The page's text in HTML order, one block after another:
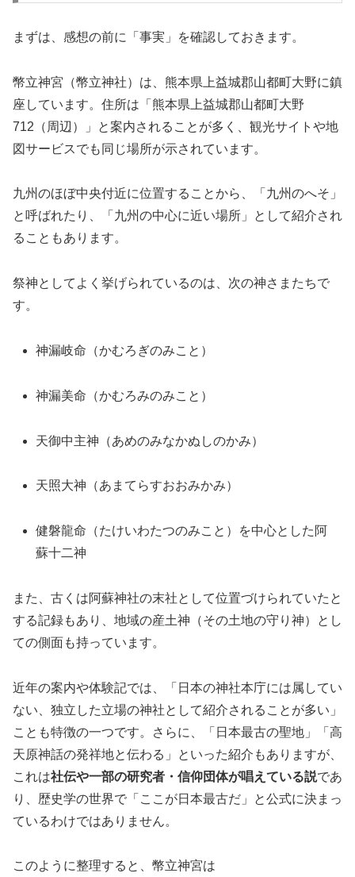
まずは、感想の前に「事実」を確認しておきます。
幣立神宮（幣立神社）は、熊本県上益城郡山都町大野に鎮
座しています。住所は「熊本県上益城郡山都町大野
712（周辺）」と案内されることが多く、観光サイトや地
図サービスでも同じ場所が示されています。
九州のほぼ中央付近に位置することから、「九州のへそ」
と呼ばれたり、「九州の中心に近い場所」として紹介され
ることもあります。
祭神としてよく挙げられているのは、次の神さまたちで
す。
神漏岐命（かむろぎのみこと）
神漏美命（かむろみのみこと）
天御中主神（あめのみなかぬしのかみ）
天照大神（あまてらすおおみかみ）
健磐龍命（たけいわたつのみこと）を中心とした阿
蘇十二神
また、古くは阿蘇神社の末社として位置づけられていたと
する記録もあり、地域の産土神（その土地の守り神）とし
ての側面も持っています。
近年の案内や体験記では、「日本の神社本庁には属してい
ない、独立した立場の神社として紹介されることが多い」
ことも特徴の一つです。さらに、「日本最古の聖地」「高
天原神話の発祥地と伝わる」といった紹介もありますが、
これは社伝や一部の研究者・信仰団体が唱えている説であ
り、歴史学の世界で「ここが日本最古だ」と公式に決まっ
ているわけではありません。
このように整理すると、幣立神宮は